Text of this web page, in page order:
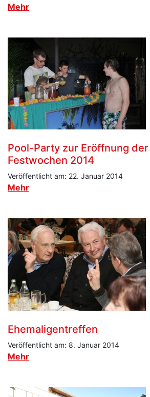
Mehr
Pool-Party zur Eröffnung
Festwochen 2014
Veröffentlicht am: 22. Januar 2014
Mehr
Ehemaligentreffen
Veröffentlicht am: 8. Januar 2014
Mehr